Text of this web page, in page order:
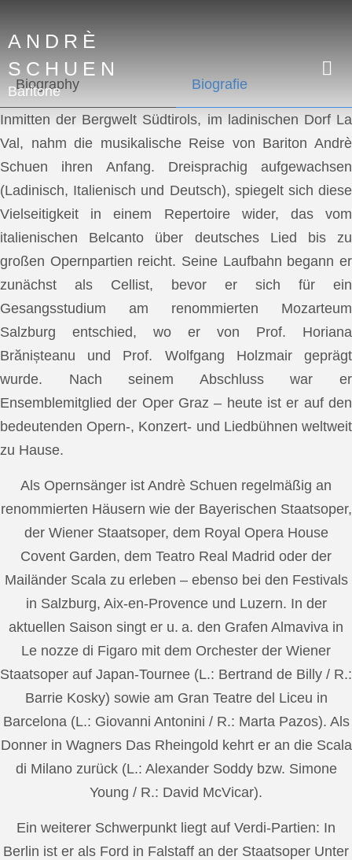
ANDRÈ
SCHUEN
Baritone
Biography Biografie
Inmitten der Bergwelt Südtirols, im ladinischen Dorf La
Val, nahm die musikalische Reise von Bariton Andrè
Schuen ihren Anfang. Dreisprachig aufgewachsen
(Ladinisch, Italienisch und Deutsch), spiegelt sich diese
Vielseitigkeit in einem Repertoire wider, das vom
italienischen Belcanto über deutsches Lied bis zu
großen Opernpartien reicht. Seine Laufbahn begann er
zunächst als Cellist, bevor er sich für ein
Gesangsstudium am renommierten Mozarteum
Salzburg entschied, wo er von Prof. Horiana
Brănișteanu und Prof. Wolfgang Holzmair geprägt
wurde. Nach seinem Abschluss war er
Ensemblemitglied der Oper Graz – heute ist er auf den
bedeutenden Opern-, Konzert- und Liedbühnen weltweit
zu Hause.
Als Opernsänger ist Andrè Schuen regelmäßig an
renommierten Häusern wie der Bayerischen Staatsoper,
der Wiener Staatsoper, dem Royal Opera House
Covent Garden, dem Teatro Real Madrid oder der
Mailänder Scala zu erleben – ebenso bei den Festivals
in Salzburg, Aix-en-Provence und Luzern. In der
aktuellen Saison singt er u. a. den Grafen Almaviva in
Le nozze di Figaro mit dem Orchester der Wiener
Staatsoper auf Japan-Tournee (L.: Bertrand de Billy / R.:
Barrie Kosky) sowie am Gran Teatre del Liceu in
Barcelona (L.: Giovanni Antonini / R.: Marta Pazos). Als
Donner in Wagners Das Rheingold kehrt er an die Scala
di Milano zurück (L.: Alexander Soddy bzw. Simone
Young / R.: David McVicar).
Ein weiterer Schwerpunkt liegt auf Verdi-Partien: In
Berlin ist er als Ford in Falstaff an der Staatsoper Unter